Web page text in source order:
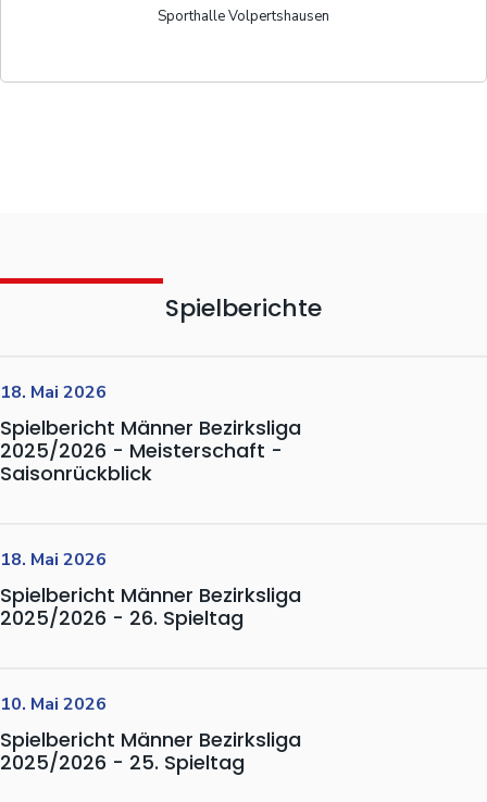
Sporthalle Volpertshausen
Spielberichte
Spielbericht Männer Bezirksliga
2025/2026 - Meisterschaft -
Saisonrückblick
18. Mai 2026
Spielbericht Männer Bezirksliga
2025/2026 - 26. Spieltag
18. Mai 2026
Spielbericht Männer Bezirksliga
2025/2026 - 25. Spieltag
10. Mai 2026